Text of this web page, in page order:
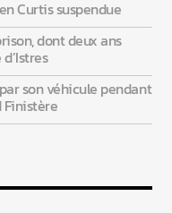
Curtis suspendue
dont deux ans
son véhicule pendant
Finistère